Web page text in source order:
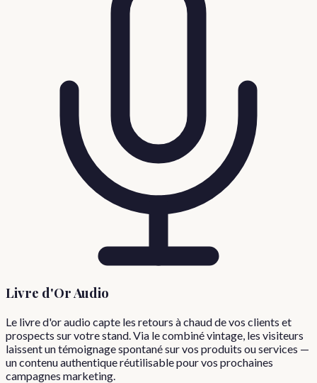
Livre d'Or Audio
Le livre d'or audio capte les retours à chaud de vos clients et
prospects sur votre stand. Via le combiné vintage, les visiteurs
laissent un témoignage spontané sur vos produits ou services —
un contenu authentique réutilisable pour vos prochaines
campagnes marketing.